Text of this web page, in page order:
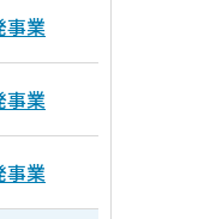
事業
事業
事業